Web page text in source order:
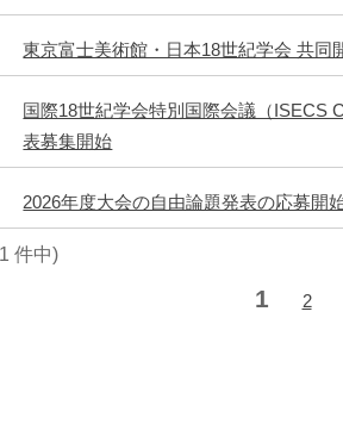
東京富士美術館・日本18世紀学会 共
国際18世紀学会特別国際会議（ISECS
表募集開始
2026年度大会の自由論題発表の応募開
件中)
1 2